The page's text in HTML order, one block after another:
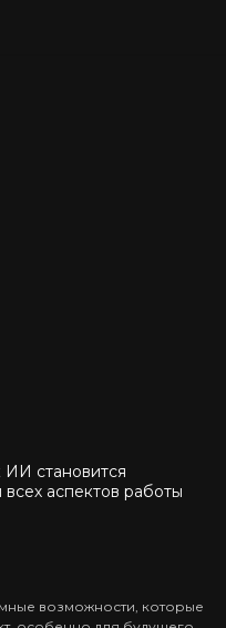
становится
аспектов работы
возможности, которые